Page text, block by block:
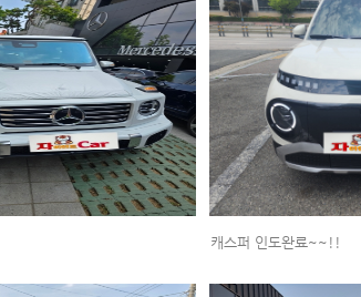
캐스퍼 인도완료~~!!